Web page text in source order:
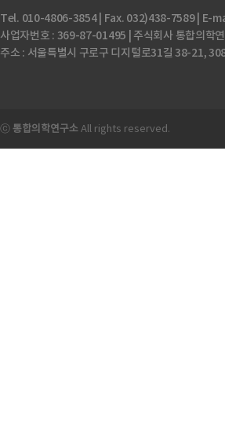
Tel. 010-4806-3854 | Fax. 032)438-7589 | E-
사업자번호 : 369-87-01495 | 주식회사 통합의학
주소 : 서울특별시 구로구 디지털로31길 38-21,
ⓒ 통합의학연구소 All rights reserved.